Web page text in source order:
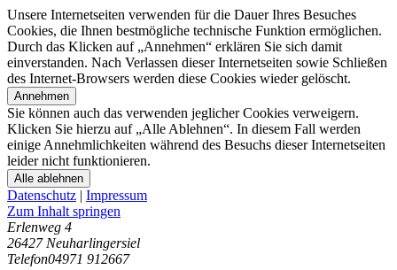
Unsere Internetseiten verwenden für die Dauer Ihres Besuches
Cookies, die Ihnen bestmögliche technische Funktion ermöglichen.
Durch das Klicken auf „Annehmen“ erklären Sie sich damit
einverstanden. Nach Verlassen dieser Internetseiten sowie Schließen
des Internet-Browsers werden diese Cookies wieder gelöscht.
Annehmen
Sie können auch das verwenden jeglicher Cookies verweigern.
Klicken Sie hierzu auf „Alle Ablehnen“. In diesem Fall werden
einige Annehmlichkeiten während des Besuchs dieser Internetseiten
leider nicht funktionieren.
Alle ablehnen
Datenschutz | Impressum
Zum Inhalt springen
Erlenweg 4
26427 Neuharlingersiel
Telefon04971 912667